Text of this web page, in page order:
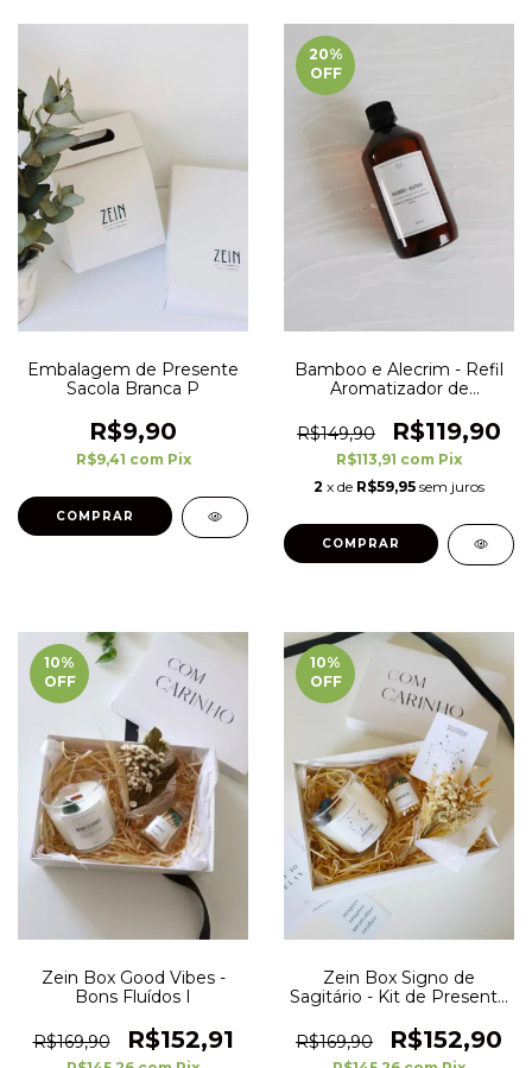
Embalagem de Presente
Sacola Branca P
R$9,90
R$9,41 com Pix
20%
OFF
Bamboo e Alecrim - Refil
Aromatizador de
R$149,90
R$119,90
R$113,91 com Pix
2 x de R$59,95 sem juros
10%
OFF
Zein Box Good Vibes -
Bons Fluídos I
R$169,90 R$152,91
10%
OFF
Zein Box Signo de
Sagitário - Kit de Presente
R$169,90
R$152,90